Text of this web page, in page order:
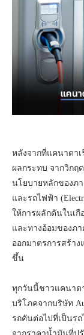
หลังจากที่แคนาดา
ผลกระทบ จากวิกฤ
นโยบายหลักของภ
และรถไฟฟ้า
ให้การผลักดันในเ
และทางอ้อมของภ
ออกมาตรการสร้า
ขึ้น
ทุกวันนี้ชาวแคนาด
บริโภคจากบริษัท
รถคันต่อไปที่เป็นร